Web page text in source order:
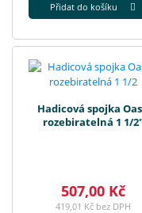
Přidat do košíku
Hadicová spojka
rozebiratelná 1 1/
507,00 Kč
419,01 Kč bez DPH